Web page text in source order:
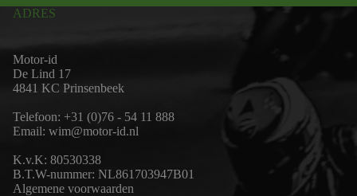
ADRES
Motor-id
De Lind 17
4841 KC Prinsenbeek
Telefoon: +31 (0)76 - 54 11 888
Email: wim@motor-id.nl
K.v.K: 80530338
B.T.W-nummer: NL861703947B01
Algemene voorwaarden